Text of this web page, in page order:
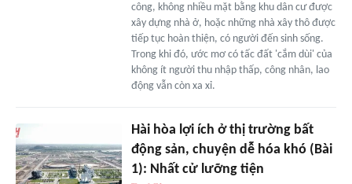
công, không nhiều mặt bằng khu dân cư được
xây dựng nhà ở, hoặc những nhà xây thô được
tiếp tục hoàn thiện, có người đến sinh sống.
Trong khi đó, ước mơ có tấc đất 'cắm dùi' của
không ít người thu nhập thấp, công nhân, lao
động vẫn còn xa xỉ.
Hài hòa lợi ích ở thị trường bất
động sản, chuyện dễ hóa khó (Bài
1): Nhất cử lưỡng tiện